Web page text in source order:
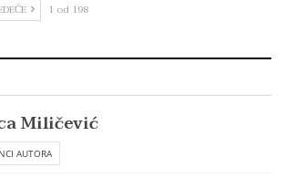
1 od 198
Miličević
AUTORA